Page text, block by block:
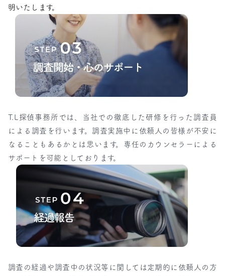
明いたします。
T.L探偵事務所では、当社での徹底した研修を行った調査員
による調査を行います。調査実施中に依頼人の皆様が不安に
なることもあるかとは思います。専任のカウンセラーによる
サポートを可能としております。
調査の経過や調査中の状況等に関しては定期的に依頼人の方